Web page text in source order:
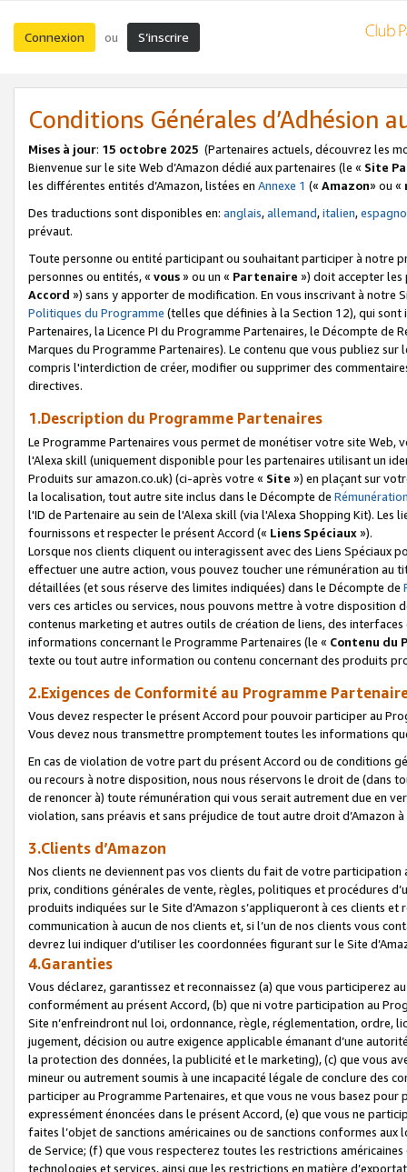
Connexion ou S’inscrire
Conditions Générales d’Adhésion
Mises à jour: 15 octobre 2025 (Partenaires actuels, découvrez les
Bienvenue sur le site Web d’Amazon dédié aux partenaires (le « Site
les différentes entités d’Amazon, listées en Annexe 1 (« Amazon» ou «
Des traductions sont disponibles en: anglais,allemand,italien,
prévaut.
Toute personne ou entité participant ou souhaitant participer à notre
personnes ou entités, « vous» ou un « Partenaire ») doit accepter les
Accord ») sans y apporter de modification. En vous inscrivant à notre
Politiques du Programme (telles que définies à la Section 12), qui
Partenaires, la Licence PI du Programme Partenaires, le Décompte de
Marques du Programme Partenaires). Le contenu que vous publiez
compris l'interdiction de créer, modifier ou supprimer des
directives.
1.Description du Programme Partenaires
Le Programme Partenaires vous permet de monétiser votre site Web,
l'Alexa skill (uniquement disponible pour les partenaires utilisant un
Produits sur amazon.co.uk) (ci-après votre « Site ») en plaçant sur
la localisation, tout autre site inclus dans le Décompte de
l'ID de Partenaire au sein de l'Alexa skill (via l'Alexa Shopping Kit).
fournissons et respecter le présent Accord (« Liens Spéciaux»).
Lorsque nos clients cliquent ou interagissent avec des Liens Spéciaux
effectuer une autre action, vous pouvez toucher une rémunération
détaillées (et sous réserve des limites indiquées) dans le Décompte de
vers ces articles ou services, nous pouvons mettre à votre disposition
contenus marketing et autres outils de création de liens, des
informations concernant le Programme Partenaires (le « Contenu du
texte ou tout autre information ou contenu concernant des produits
2.Exigences de Conformité au Programme
Vous devez respecter le présent Accord pour pouvoir participer au
Vous devez nous transmettre promptement toutes les informations
En cas de violation de votre part du présent Accord ou de conditions
ou recours à notre disposition, nous nous réservons le droit de (dans
de renoncer à) toute rémunération qui vous serait autrement due en
violation, sans préavis et sans préjudice de tout autre droit
3.Clients d’Amazon
Nos clients ne deviennent pas vos clients du fait de votre
prix, conditions générales de vente, règles, politiques et procédures
produits indiquées sur le Site d’Amazon s’appliqueront à ces clients
communication à aucun de nos clients et, si l’un de nos clients vous
devrez lui indiquer d’utiliser les coordonnées figurant sur le Site
4.Garanties
Vous déclarez, garantissez et reconnaissez (a) que vous participerez
conformément au présent Accord, (b) que ni votre participation au
Site n’enfreindront nul loi, ordonnance, règle, réglementation, ordre,
jugement, décision ou autre exigence applicable émanant d’une
la protection des données, la publicité et le marketing), (c) que vous
mineur ou autrement soumis à une incapacité légale de conclure des
participer au Programme Partenaires, et que vous ne vous basez
expressément énoncées dans le présent Accord, (e) que vous ne
faites l’objet de sanctions américaines ou de sanctions conformes
de Service; (f) que vous respecterez toutes les restrictions
technologies et services, ainsi que les restrictions en matière